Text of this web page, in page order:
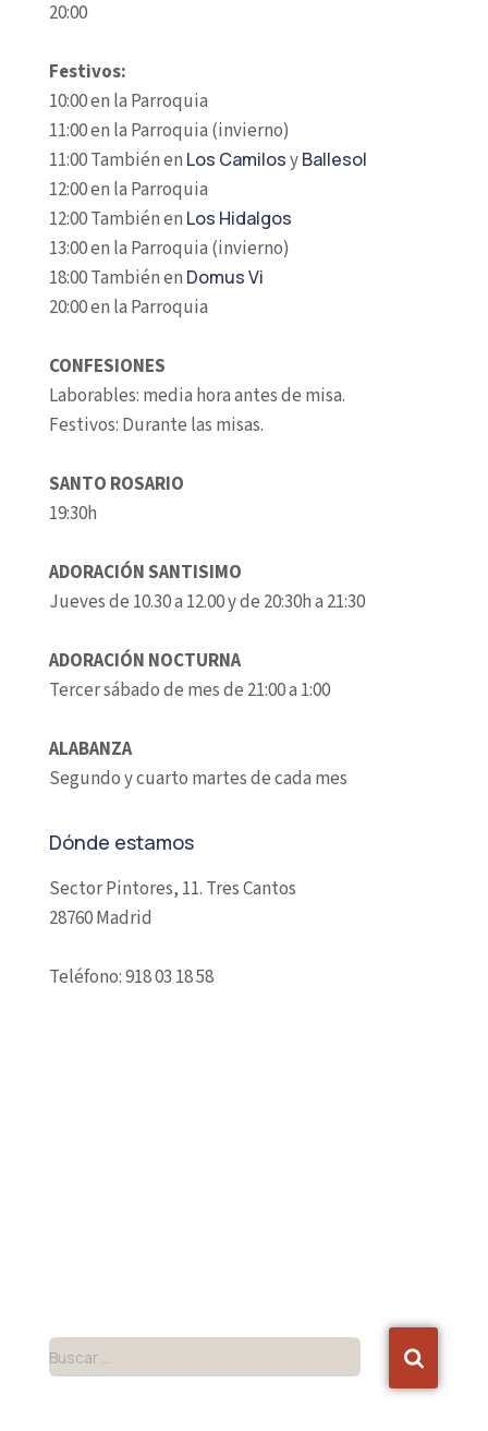
20:00
Festivos:
10:00 en la Parroquia
11:00 en la Parroquia (invierno)
11:00 También en Los CamilosyBallesol
12:00 en la Parroquia
12:00 También en Los Hidalgos
13:00 en la Parroquia (invierno)
18:00 También en Domus Vi
20:00 en la Parroquia
CONFESIONES
Laborables: media hora antes de misa.
Festivos: Durante las misas.
SANTO ROSARIO
19:30h
ADORACIÓN SANTISIMO
Jueves de 10.30 a 12.00 y de 20:30h a 21:30
ADORACIÓN NOCTURNA
Tercer sábado de mes de 21:00 a 1:00
ALABANZA
Segundo y cuarto martes de cada mes
Dónde estamos
Sector Pintores, 11. Tres Cantos
28760 Madrid
Teléfono: 918 03 18 58
Buscar …